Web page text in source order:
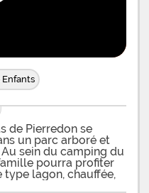
de Pierredon se
un parc arboré et
sein du camping du
pourra profiter
type lagon, chauffée,